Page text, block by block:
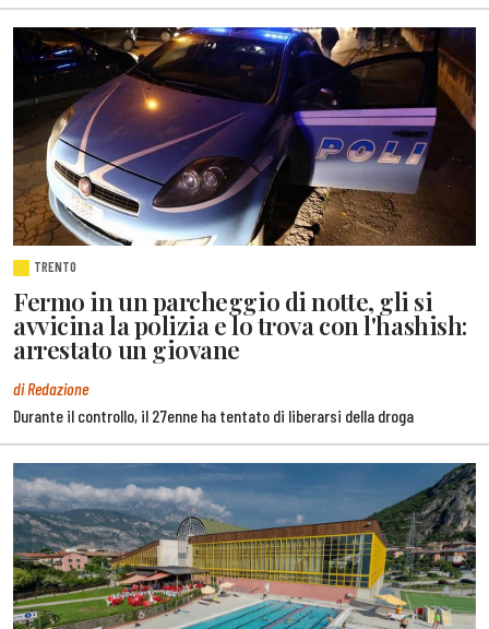
TRENTO
Fermo in un parcheggio di notte, gli si
avvicina la polizia e lo trova con l'hashish:
arrestato un giovane
di Redazione
Durante il controllo, il 27enne ha tentato di liberarsi della droga